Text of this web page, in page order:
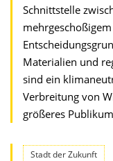
Schnittstelle
Materialien und
sind ein
Verbreitung von
größeres
Stadt der Zukunft